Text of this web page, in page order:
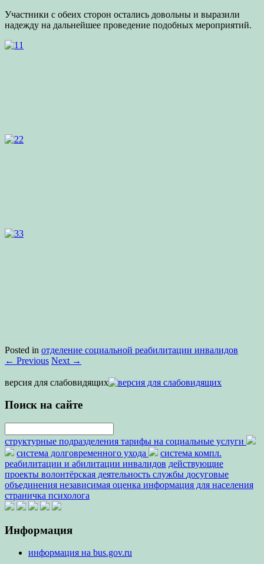
Участники с обеих сторон остались довольны и выразили
надежду на дальнейшее проведение подобных мероприятий.
1
2
3
Posted in отделение социальной реабилитации инвалидов
← Previous Next →
версия для слабовидящих
Поиск на сайте
структурные подразделения тарифы на социальные услуги
система долговременного ухода
система компл.
реабилитации и абилитации инвалидов действующие
проекты волонтёрская деятельность службы досуговые
объединения независимая оценка информация для населения
страничка психолога
Информация
информация на bus.gov.ru